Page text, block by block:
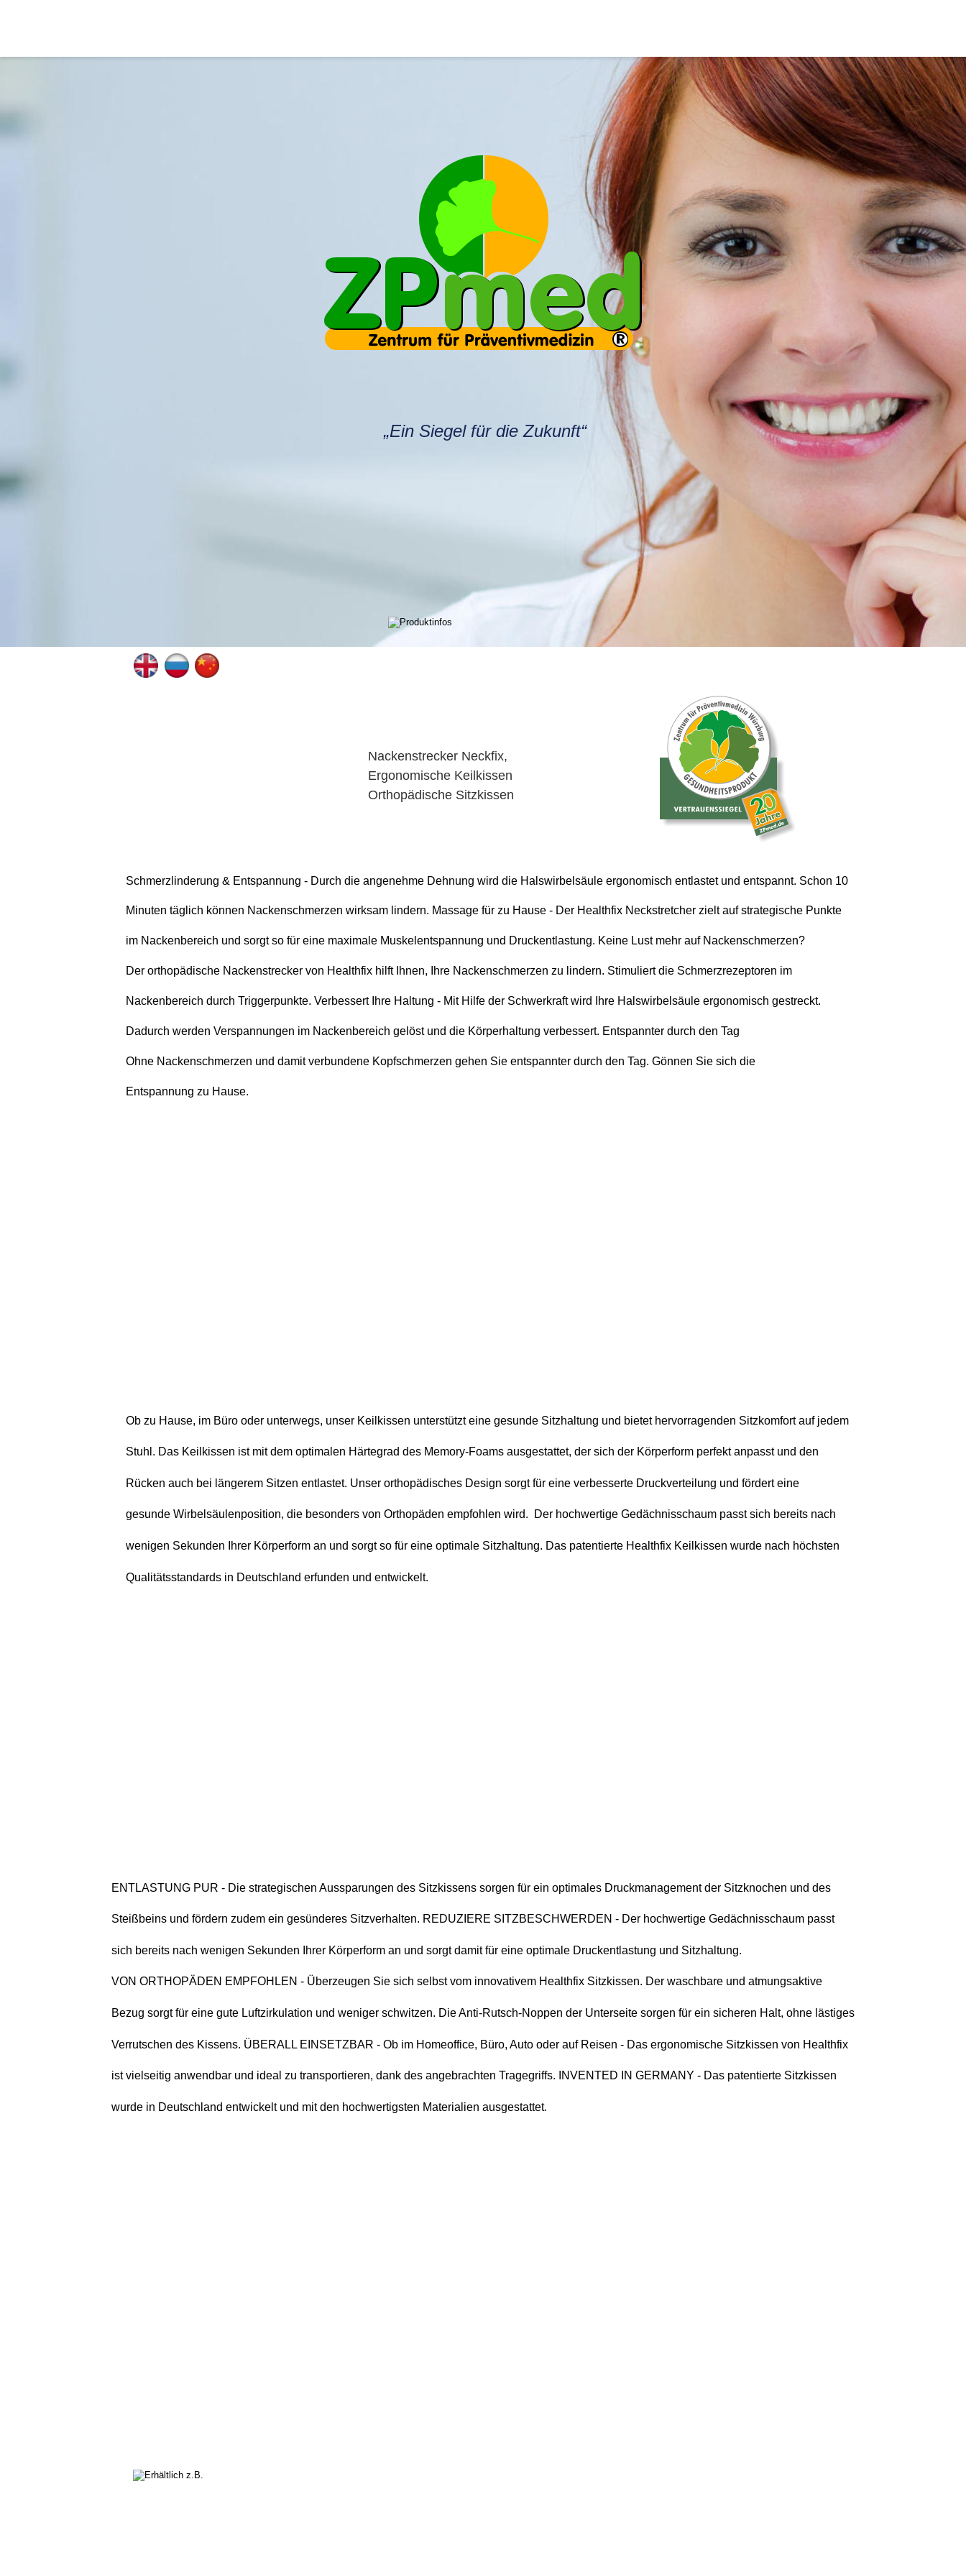
„Ein Siegel für die Zukunft“
Ob zu Hause, im Büro oder unterwegs, unser Keilkissen unterstützt eine gesunde Sitzhaltung und bietet hervorragenden Sitzkomfort auf jedem
Stuhl. Das Keilkissen ist mit dem optimalen Härtegrad des Memory-Foams ausgestattet, der sich der Körperform perfekt anpasst und den
Rücken auch bei längerem Sitzen entlastet. Unser orthopädisches Design sorgt für eine verbesserte Druckverteilung und fördert eine
gesunde Wirbelsäulenposition, die besonders von Orthopäden empfohlen wird.  Der hochwertige Gedächnisschaum passt sich bereits nach
wenigen Sekunden Ihrer Körperform an und sorgt so für eine optimale Sitzhaltung. Das patentierte Healthfix Keilkissen wurde nach höchsten
Qualitätsstandards in Deutschland erfunden und entwickelt.
Nackenstrecker Neckfix,
Ergonomische Keilkissen
Orthopädische Sitzkissen
ENTLASTUNG PUR - Die strategischen Aussparungen des Sitzkissens sorgen für ein optimales Druckmanagement der Sitzknochen und des
Steißbeins und fördern zudem ein gesünderes Sitzverhalten. REDUZIERE SITZBESCHWERDEN - Der hochwertige Gedächnisschaum passt
sich bereits nach wenigen Sekunden Ihrer Körperform an und sorgt damit für eine optimale Druckentlastung und Sitzhaltung.
VON ORTHOPÄDEN EMPFOHLEN - Überzeugen Sie sich selbst vom innovativem Healthfix Sitzkissen. Der waschbare und atmungsaktive
Bezug sorgt für eine gute Luftzirkulation und weniger schwitzen. Die Anti-Rutsch-Noppen der Unterseite sorgen für ein sicheren Halt, ohne lästiges
Verrutschen des Kissens. ÜBERALL EINSETZBAR - Ob im Homeoffice, Büro, Auto oder auf Reisen - Das ergonomische Sitzkissen von Healthfix
ist vielseitig anwendbar und ideal zu transportieren, dank des angebrachten Tragegriffs. INVENTED IN GERMANY - Das patentierte Sitzkissen
wurde in Deutschland entwickelt und mit den hochwertigsten Materialien ausgestattet.
Schmerzlinderung & Entspannung - Durch die angenehme Dehnung wird die Halswirbelsäule ergonomisch entlastet und entspannt. Schon 10
Minuten täglich können Nackenschmerzen wirksam lindern. Massage für zu Hause - Der Healthfix Neckstretcher zielt auf strategische Punkte
im Nackenbereich und sorgt so für eine maximale Muskelentspannung und Druckentlastung. Keine Lust mehr auf Nackenschmerzen?
Der orthopädische Nackenstrecker von Healthfix hilft Ihnen, Ihre Nackenschmerzen zu lindern. Stimuliert die Schmerzrezeptoren im
Nackenbereich durch Triggerpunkte. Verbessert Ihre Haltung - Mit Hilfe der Schwerkraft wird Ihre Halswirbelsäule ergonomisch gestreckt.
Dadurch werden Verspannungen im Nackenbereich gelöst und die Körperhaltung verbessert. Entspannter durch den Tag
Ohne Nackenschmerzen und damit verbundene Kopfschmerzen gehen Sie entspannter durch den Tag. Gönnen Sie sich die
Entspannung zu Hause.